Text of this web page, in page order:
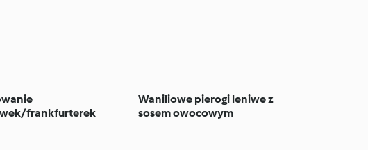
frankfurterek
Waniliowe pierogi leniwe z
sosem owocowym